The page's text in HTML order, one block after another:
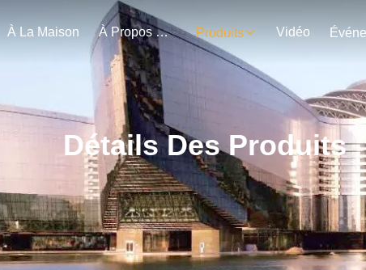
À La Maison À Propos De Nous Produits Vidéo
Détails Des Produits